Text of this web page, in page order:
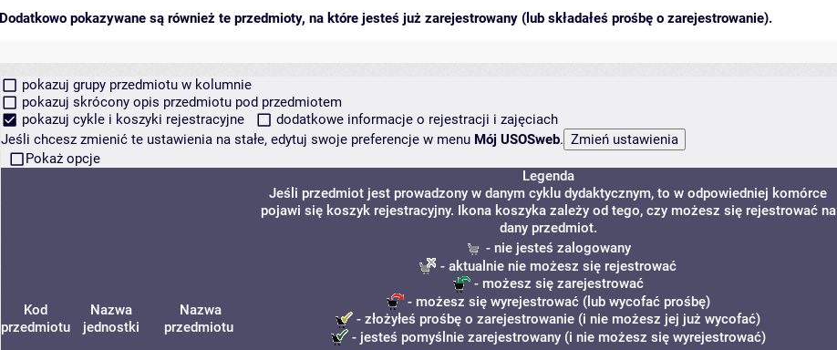
Dodatkowo pokazywane są również te przedmioty, na które jesteś już zarejestrowany (lub składałeś prośbę o zarejestrowanie).
pokazuj grupy przedmiotu w kolumnie
pokazuj skrócony opis przedmiotu pod przedmiotem
pokazuj cykle i koszyki rejestracyjne
dodatkowe informacje o rejestracji i zajęciach
Jeśli chcesz zmienić te ustawienia na stałe, edytuj swoje preferencje w menu Mój USOSweb.
Pokaż opcje
Kod
przedmiotu
Nazwa
jednostki
Nazwa
przedmiotu
Legenda
Jeśli przedmiot jest prowadzony w danym cyklu dydaktycznym, to w odpowiedniej komórce
pojawi się koszyk rejestracyjny. Ikona koszyka zależy od tego, czy możesz się rejestrować na
dany przedmiot.
- nie jesteś zalogowany
- aktualnie nie możesz się rejestrować
- możesz się zarejestrować
- możesz się wyrejestrować (lub wycofać prośbę)
- złożyłeś prośbę o zarejestrowanie (i nie możesz jej już wycofać)
- jesteś pomyślnie zarejestrowany (i nie możesz się wyrejestrować)